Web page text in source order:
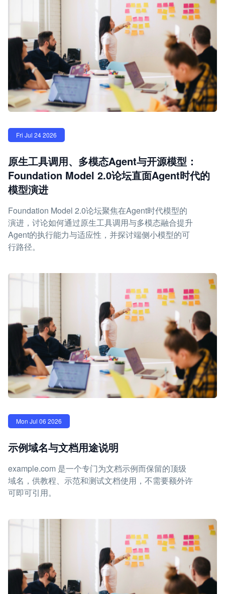
Fri Jul 24 2026
原生工具调用、多模态Agent与开源模型：
Foundation Model 2.0论坛直面Agent时代的
模型演进
Foundation Model 2.0论坛聚焦在Agent时代模型的
演进，讨论如何通过原生工具调用与多模态融合提升
Agent的执行能力与适应性，并探讨端侧小模型的可
行路径。
Mon Jul 06 2026
示例域名与文档用途说明
example.com 是一个专门为文档示例而保留的顶级
域名，供教程、示范和测试文档使用，不需要额外许
可即可引用。